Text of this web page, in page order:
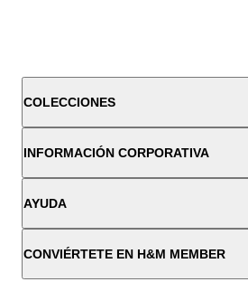
COLECCIONES
INFORMACIÓN CORPORATIVA
AYUDA
CONVIÉRTETE EN H&M MEMBER